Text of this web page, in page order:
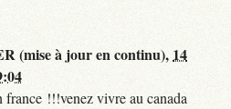
(mise à jour en continu), 14
france !!!venez vivre au canada